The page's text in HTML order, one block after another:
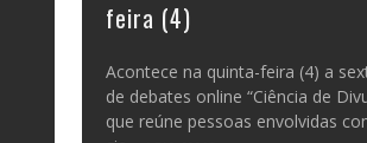
feira (4)
Acontece na quinta-feira (4) a
de debates online “Ciência de
que reúne pessoas envolvidas